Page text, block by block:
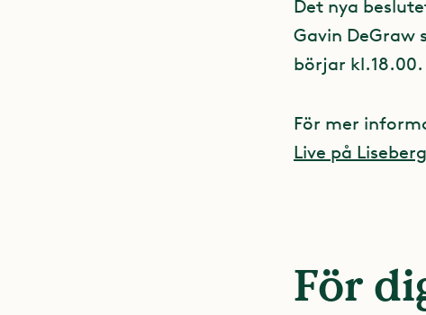
Det nya
Gavin DeGraw
börjar kl.18.00.
För mer
Live på
För